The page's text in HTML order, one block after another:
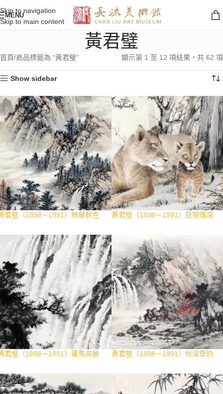
Skip to navigation
Skip to main content
MENU
黃君璧
首頁 商品標籤為 “黃君璧” 顯示第 1 至 12 項結果，共 62 項
Show sidebar
君璧（1898－1991）林壑秋色 黃君璧（1898－1991）舐犢情深
君璧（1898－1991）萬馬奔騰 黃君璧（1898－1991）秋溪垂釣